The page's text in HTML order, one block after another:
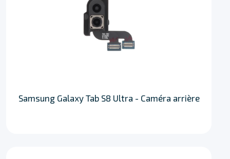
Samsung Galaxy Tab S8 Ultra - Caméra arrière